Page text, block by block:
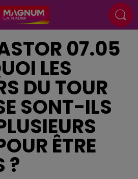
07.05
LES
DU TOUR
SONT-ILS
ÊTRE
?